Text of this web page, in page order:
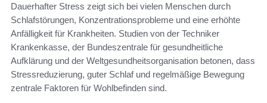
Dauerhafter Stress zeigt sich bei vielen Menschen durch
Schlafstörungen, Konzentrationsprobleme und eine erhöhte
Anfälligkeit für Krankheiten. Studien von der Techniker
Krankenkasse, der Bundeszentrale für gesundheitliche
Aufklärung und der Weltgesundheitsorganisation betonen, dass
Stressreduzierung, guter Schlaf und regelmäßige Bewegung
zentrale Faktoren für Wohlbefinden sind.